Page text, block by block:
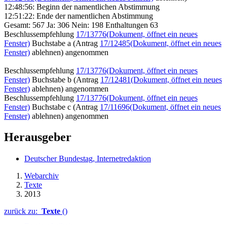
12:48:56: Beginn der namentlichen Abstimmung
12:51:22: Ende der namentlichen Abstimmung
Gesamt: 567 Ja: 306 Nein: 198 Enthaltungen 63
Beschlussempfehlung 17/13776(Dokument, öffnet ein neues
Fenster) Buchstabe a (Antrag 17/12485(Dokument, öffnet ein neues
Fenster) ablehnen) angenommen
Beschlussempfehlung 17/13776(Dokument, öffnet ein neues
Fenster) Buchstabe b (Antrag 17/12481(Dokument, öffnet ein neues
Fenster) ablehnen) angenommen
Beschlussempfehlung 17/13776(Dokument, öffnet ein neues
Fenster) Buchstabe c (Antrag 17/11696(Dokument, öffnet ein neues
Fenster) ablehnen) angenommen
Herausgeber
Deutscher Bundestag, Internetredaktion
Webarchiv
Texte
2013
zurück zu: Texte ()